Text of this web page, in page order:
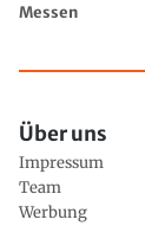
Messen
Über uns
Impressum
Team
Werbung